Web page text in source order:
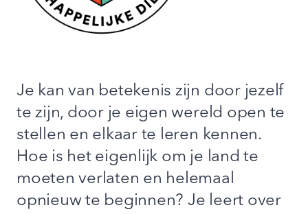
Je kan van betekenis zijn door jezelf
te zijn, door je eigen wereld open te
stellen en elkaar te leren kennen.
Hoe is het eigenlijk om je land te
moeten verlaten en helemaal
opnieuw te beginnen? Je leert over